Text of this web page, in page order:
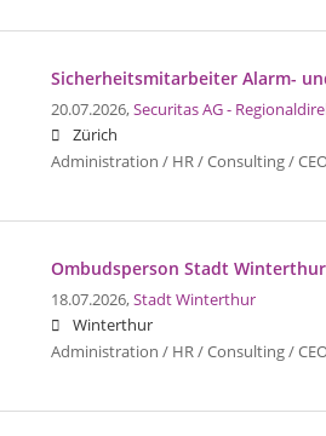
Sicherheitsmitarbeiter Alarm-
20.07.2026,Securitas AG -
Zürich
Administration / HR / Consulting /
Ombudsperson Stadt Winterthur
18.07.2026,Stadt Winterthur
Winterthur
Administration / HR / Consulting /